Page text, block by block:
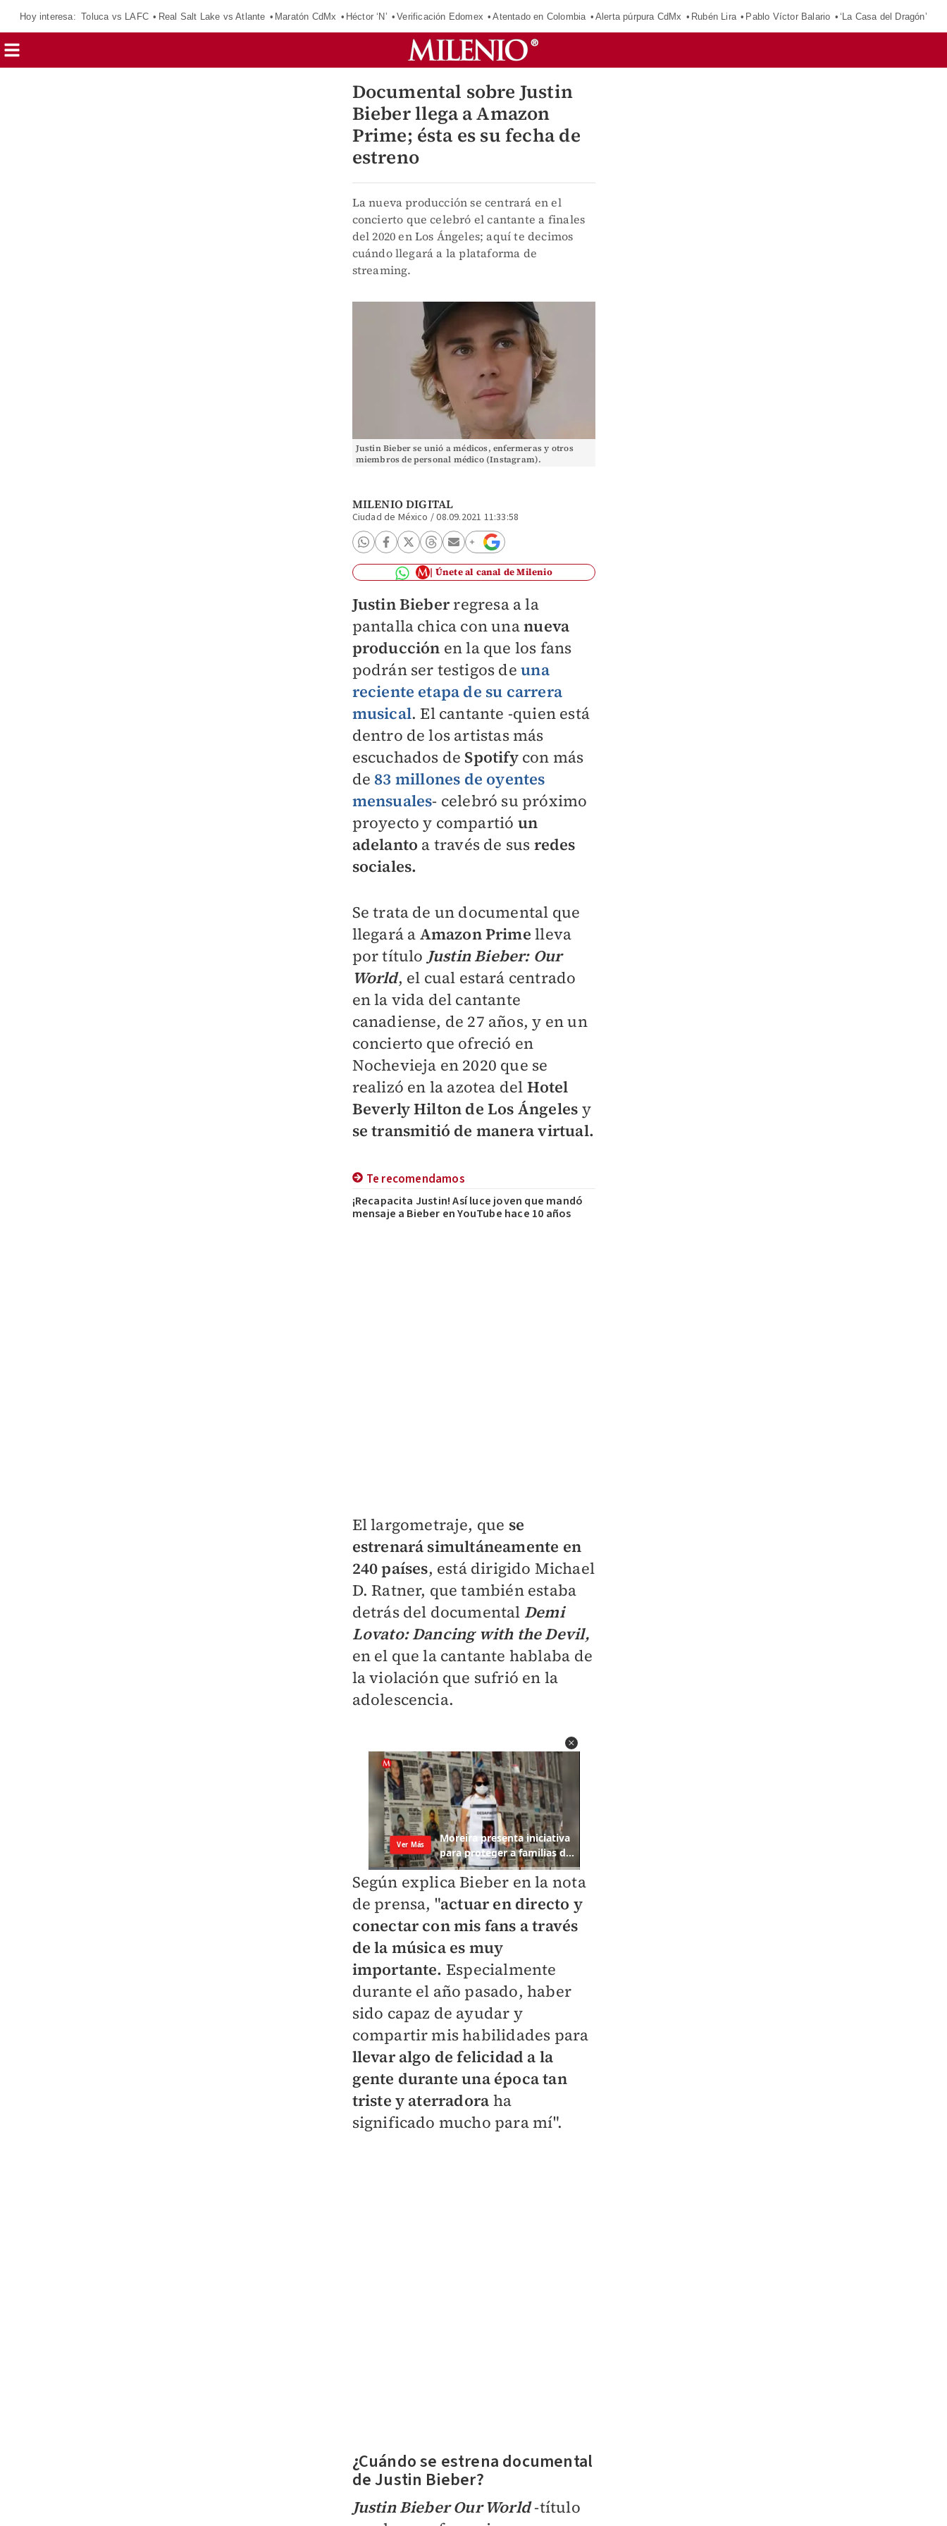
Hoy interesa: Toluca vs LAFC Real Salt Lake vs Atlante Maratón CdMx Héctor ‘N’ Verificación Edomex Atentado en Colombia Alerta púrpura CdMx Rubén Lira Pablo Víctor Balario ‘La Casa del Dragón’
Documental sobre Justin
Bieber llega a Amazon
Prime; ésta es su fecha de
estreno
La nueva producción se centrará en el
concierto que celebró el cantante a finales
del 2020 en Los Ángeles; aquí te decimos
cuándo llegará a la plataforma de
streaming.
Justin Bieber se unió a médicos, enfermeras y otros
miembros de personal médico (Instagram).
MILENIO DIGITAL
Ciudad de México /08.09.2021 11:33:58
Únete al canal de Milenio
Justin Bieberregresa a la
pantalla chica con unanueva
producción en la que los fans
podrán ser testigos deuna
reciente etapa de su carrera
musical. El cantante -quien está
dentro de los artistas más
escuchados de Spotifycon más
de 83 millones de oyentes
mensuales- celebró su próximo
proyecto y compartió un
adelanto a través de sus redes
sociales.
Se trata de un documental que
llegará a Amazon Prime lleva
por títuloJustin Bieber: Our
World, el cual estará centrado
en la vida del cantante
canadiense, de 27 años, y en un
concierto que ofreció en
Nochevieja en 2020 que se
realizó en la azotea del Hotel
Beverly Hilton de Los Ángeles y
se transmitió de manera virtual.
Te recomendamos
¡Recapacita Justin! Así luce joven que mandó
mensaje a Bieber en YouTube hace 10 años
El largometraje, que se
estrenará simultáneamente en
240 países, está dirigido Michael
D. Ratner, que también estaba
detrás del documental Demi
Lovato: Dancing with the Devil,
en el que la cantante hablaba de
la violación que sufrió en la
adolescencia.
Según explica Bieber en la nota
de prensa, "actuar en directo y
conectar con mis fans a través
de la música es muy
importante. Especialmente
durante el año pasado, haber
sido capaz de ayudar y
compartir mis habilidades para
llevar algo de felicidad a la
gente durante una época tan
triste y aterradora ha
significado mucho para mí".
¿Cuándo se estrena documental
de Justin Bieber?
Justin Bieber Our World-título